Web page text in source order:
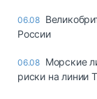
06.08
России
06.08 Морские
риски на линии